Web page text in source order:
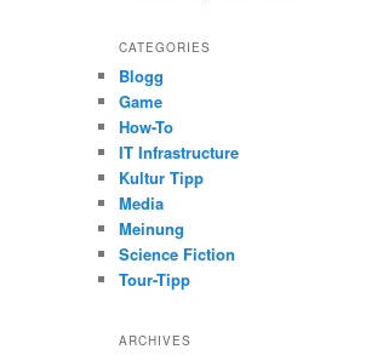
CATEGORIES
Blogg
Game
How-To
IT Infrastructure
Kultur Tipp
Media
Meinung
Science Fiction
Tour-Tipp
ARCHIVES